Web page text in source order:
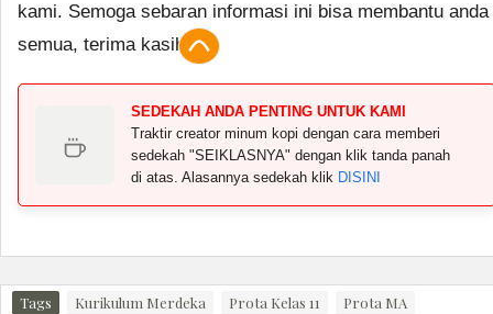
kami. Semoga sebaran informasi ini bisa membantu anda
semua, terima kasih.
SEDEKAH ANDA PENTING UNTUK KAMI
Traktir creator minum kopi dengan cara memberi
sedekah "SEIKLASNYA" dengan klik tanda panah
di atas. Alasannya sedekah klik DISINI
Tags Kurikulum Merdeka Prota Kelas 11
Prota MA